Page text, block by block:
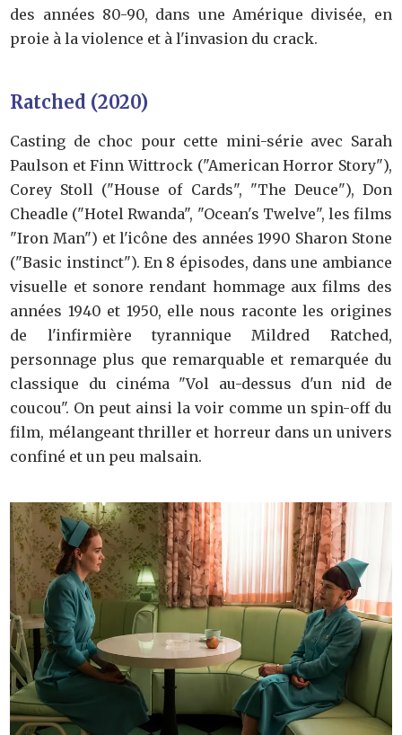
des années 80-90, dans une Amérique divisée, en
proie à la violence et à l'invasion du crack.
Ratched (2020)
Casting de choc pour cette mini-série avec Sarah
Paulson et Finn Wittrock ("American Horror Story"),
Corey Stoll ("House of Cards", "The Deuce"), Don
Cheadle ("Hotel Rwanda", "Ocean's Twelve", les films
"Iron Man") et l'icône des années 1990 Sharon Stone
("Basic instinct"). En 8 épisodes, dans une ambiance
visuelle et sonore rendant hommage aux films des
années 1940 et 1950, elle nous raconte les origines
de l'infirmière tyrannique Mildred Ratched,
personnage plus que remarquable et remarquée du
classique du cinéma "Vol au-dessus d'un nid de
coucou". On peut ainsi la voir comme un spin-off du
film, mélangeant thriller et horreur dans un univers
confiné et un peu malsain.